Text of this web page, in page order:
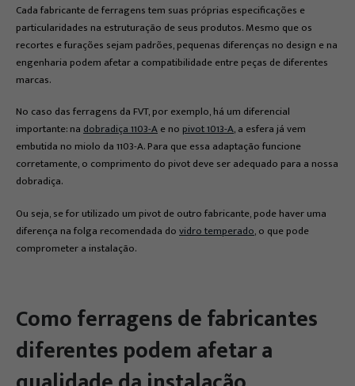
Cada fabricante de ferragens tem suas próprias especificações e
particularidades na estruturação de seus produtos. Mesmo que os
recortes e furações sejam padrões, pequenas diferenças no design e na
engenharia podem afetar a compatibilidade entre peças de diferentes
marcas.
No caso das ferragens da FVT, por exemplo, há um diferencial
importante: nadobradiça 1103-Ae no pivot 1013-A, a esfera já vem
embutida no miolo da 1103-A. Para que essa adaptação funcione
corretamente, o comprimento do pivot deve ser adequado para a nossa
dobradiça.
Ou seja, se for utilizado um pivot de outro fabricante, pode haver uma
diferença na folga recomendada dovidro temperado, o que pode
comprometer a instalação.
Como ferragens de fabricantes
diferentes podem afetar a